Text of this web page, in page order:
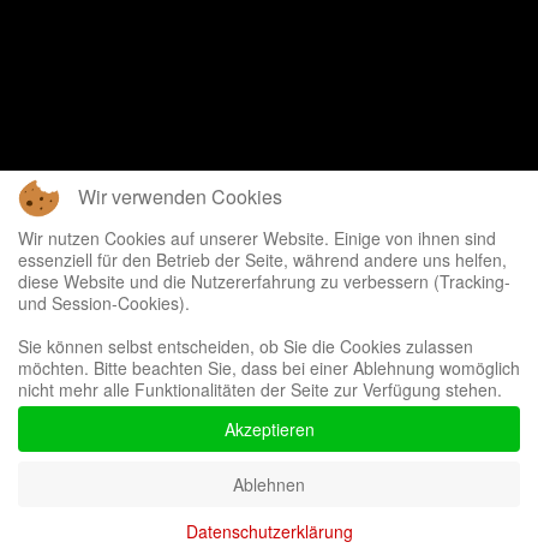
Wir verwenden Cookies
Wir nutzen Cookies auf unserer Website. Einige von ihnen sind
essenziell für den Betrieb der Seite, während andere uns helfen,
diese Website und die Nutzererfahrung zu verbessern (Tracking-
und Session-Cookies).
Sie können selbst entscheiden, ob Sie die Cookies zulassen
möchten. Bitte beachten Sie, dass bei einer Ablehnung womöglich
nicht mehr alle Funktionalitäten der Seite zur Verfügung stehen.
Akzeptieren
Ablehnen
Datenschutzerklärung